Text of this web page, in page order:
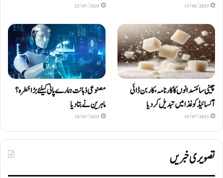
13/08/2025
22/07/2025
چینی سائنسدانوں کا کارنامہ، کاربن ڈائی
آکسائیڈ کو غذا میں تبدیل کردیا
19/07/2025
مصنوعی ذہانت ہمارے پانی کیلئے بڑا خطرہ؟
ماہرین نے بتا دیا
18/07/2025
تصویری خبریں